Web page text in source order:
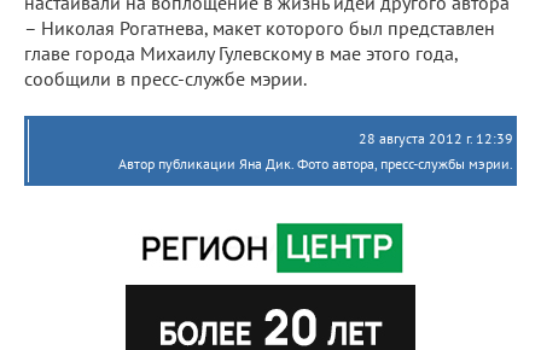
– Николая Рогатнева, макет которого был представлен
главе города Михаилу Гулевскому в мае этого года,
сообщили в пресс-службе мэрии.
28 августа 2012 г. 12:39
Автор публикации Яна Дик. Фото автора, пресс-службы мэрии.